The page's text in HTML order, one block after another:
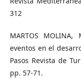
312
MARTOS
eventos en el
Pasos Revista de
pp. 57-71.